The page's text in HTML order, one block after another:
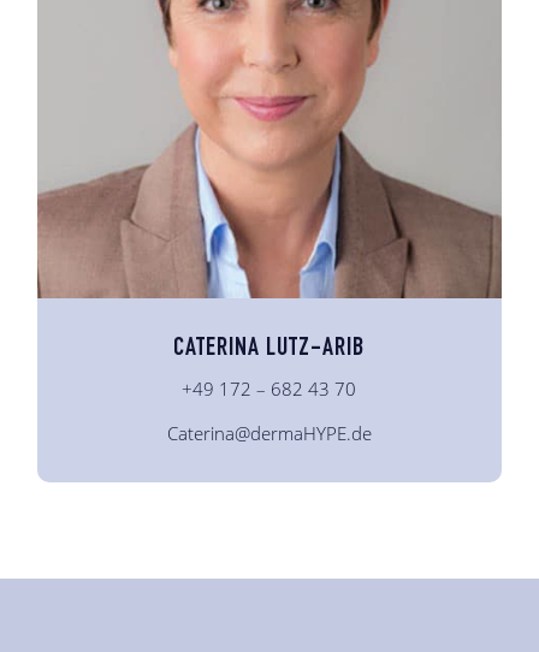
CATERINA LUTZ-ARIB
+49 172 – 682 43 70
Caterina@dermaHYPE.de